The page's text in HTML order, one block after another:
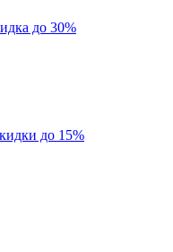
до 30%
до 15%